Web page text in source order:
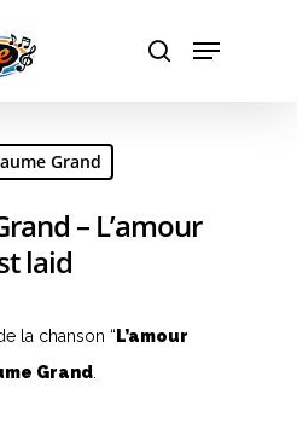
ESC to close
Grand
– L’amour
laid
la chanson “ L’amour
Grand